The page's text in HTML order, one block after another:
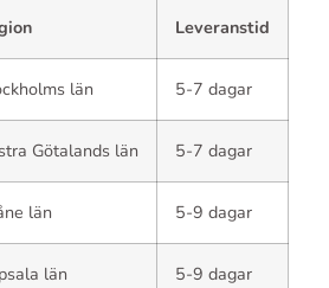
Leveranstid
län 5-7 dagar
Götalands län 5-7 dagar
län 5-9 dagar
län 5-9 dagar